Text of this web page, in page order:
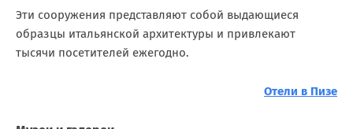
Эти сооружения представляют собой выдающиеся
образцы итальянской архитектуры и привлекают
тысячи посетителей ежегодно.
Отели в Пизе